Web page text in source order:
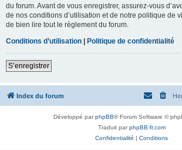
du forum. Avant de vous enregistrer, assurez-vous
de nos conditions d’utilisation et de notre politique de
de bien lire tout le règlement du forum.
Conditions d’utilisation | Politique de confidentialité
S’enregistrer
Index du forum
Développé parphpBB® Forum Software ©
Traduit parphpBB-fr.com
Confidentialité | Conditions